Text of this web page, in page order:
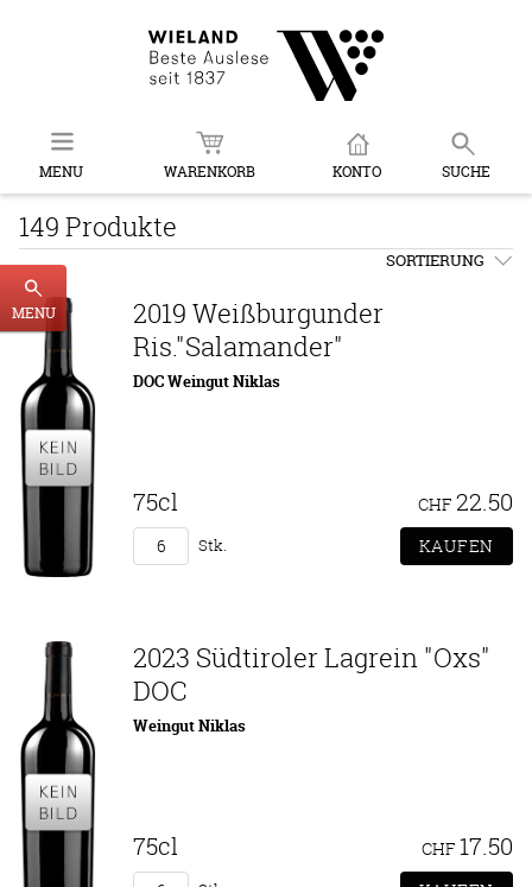
MENU WARENKORB KONTO SUCHE
MENU
149 Produkte
SORTIERUNG
2019 Weißburgunder
Ris."Salamander"
DOC Weingut Niklas
75cl CHF 22.50
Stk.
2023 Südtiroler Lagrein "Oxs"
DOC
Weingut Niklas
75cl CHF 17.50